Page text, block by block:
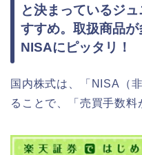
と決まっているジ
すすめ。取扱商品
NISAにピッタリ！
国内株式は、「NISA（
ることで、「売買手数料